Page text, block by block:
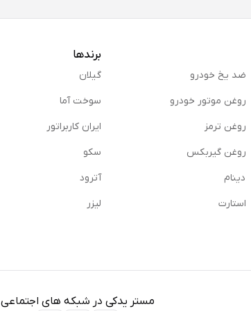
ضد یخ خودرو
روغن موتور خودرو
روغن ترمز
روغن گیربكس
دینام
استارت
برندها
گیلان
سوخت آما
ایران کاربراتور
سکو
آترود
لیزر
مستر یدکی در شبکه های اجتماعی